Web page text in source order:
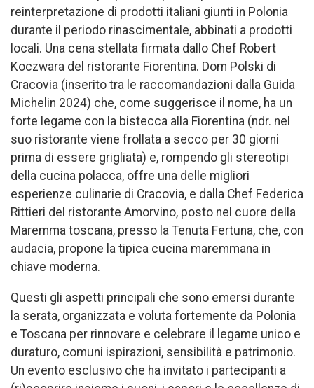
reinterpretazione di prodotti italiani giunti in Polonia
durante il periodo rinascimentale, abbinati a prodotti
locali. Una cena stellata firmata dallo Chef Robert
Koczwara del ristorante Fiorentina. Dom Polski di
Cracovia (inserito tra le raccomandazioni dalla Guida
Michelin 2024) che, come suggerisce il nome, ha un
forte legame con la bistecca alla Fiorentina (ndr. nel
suo ristorante viene frollata a secco per 30 giorni
prima di essere grigliata) e, rompendo gli stereotipi
della cucina polacca, offre una delle migliori
esperienze culinarie di Cracovia, e dalla Chef Federica
Rittieri del ristorante Amorvino, posto nel cuore della
Maremma toscana, presso la Tenuta Fertuna, che, con
audacia, propone la tipica cucina maremmana in
chiave moderna.
Questi gli aspetti principali che sono emersi durante
la serata, organizzata e voluta fortemente da Polonia
e Toscana per rinnovare e celebrare il legame unico e
duraturo, comuni ispirazioni, sensibilità e patrimonio.
Un evento esclusivo che ha invitato i partecipanti a